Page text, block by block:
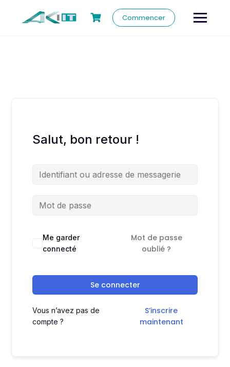
Commencer
Salut, bon retour !
Me garder
connecté
Mot de passe
oublié ?
Se connecter
Vous n’avez pas de
compte ?
S’inscrire
maintenant